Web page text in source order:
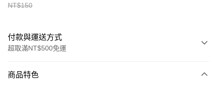
NT$150
付款與運送方式
超取滿NT$500免運
信用卡一次付款
商品特色